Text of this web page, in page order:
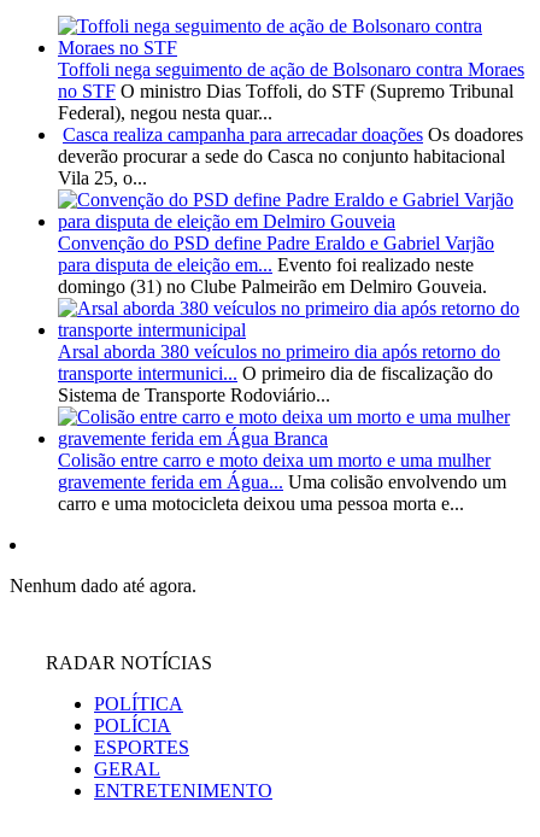
Toffoli nega seguimento de ação de Bolsonaro contra Moraes
no STF O ministro Dias Toffoli, do STF (Supremo Tribunal
Federal), negou nesta quar...
Casca realiza campanha para arrecadar doações Os doadores
deverão procurar a sede do Casca no conjunto habitacional
Vila 25, o...
Convenção do PSD define Padre Eraldo e Gabriel Varjão
para disputa de eleição em... Evento foi realizado neste
domingo (31) no Clube Palmeirão em Delmiro Gouveia.
Arsal aborda 380 veículos no primeiro dia após retorno do
transporte intermunici... O primeiro dia de fiscalização do
Sistema de Transporte Rodoviário...
Colisão entre carro e moto deixa um morto e uma mulher
gravemente ferida em Água... Uma colisão envolvendo um
carro e uma motocicleta deixou uma pessoa morta e...
Nenhum dado até agora.
RADAR NOTÍCIAS
POLÍTICA
POLÍCIA
ESPORTES
GERAL
ENTRETENIMENTO